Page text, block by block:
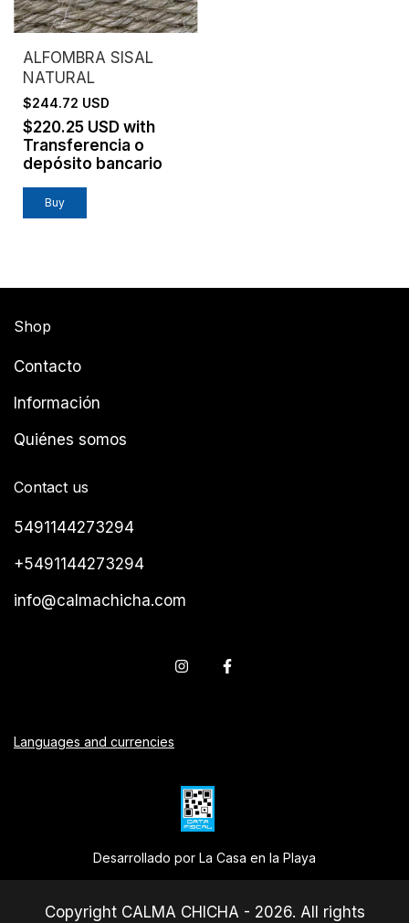
ALFOMBRA SISAL
NATURAL
$244.72 USD
$220.25 USD with
Transferencia o
depósito bancario
Shop
Contacto
Información
Quiénes somos
Contact us
5491144273294
+5491144273294
info@calmachicha.com
Languages and currencies
Desarrollado por La Casa en la Playa
Copyright CALMA CHICHA - 2026. All rights